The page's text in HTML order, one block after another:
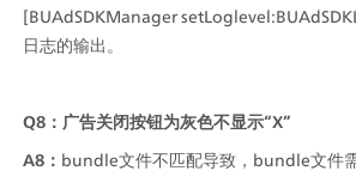
[BUAdSDKManager
日志的输出。
Q8：广告关闭按钮为灰色不显示“X”
A8： bundle文件不匹配导致，bundle文件